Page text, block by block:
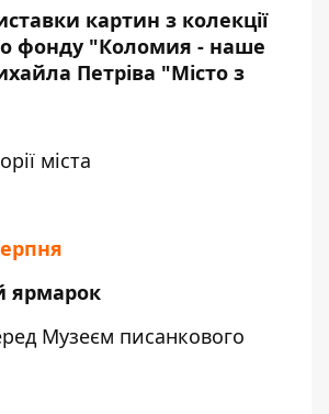
картин з колекції
фонду "Коломия - наше
Петріва "Місто з
міста
ярмарок
Музеєм писанкового